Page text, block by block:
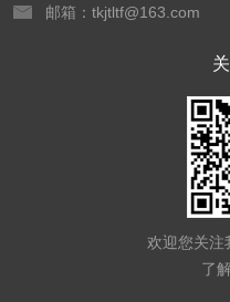
邮箱：tkjtltf@163.com
欢迎您关注
了